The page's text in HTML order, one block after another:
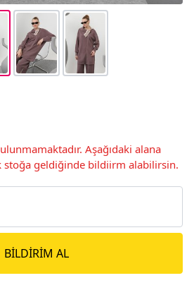
Aşağıdaki alana
stoğa geldiğinde bildiirm alabilirsin.
BILDIRIM AL